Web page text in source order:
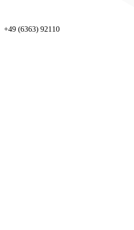
+49 (6363) 92110